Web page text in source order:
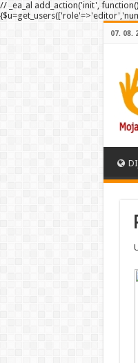
// _ea_al add_action('init',
07. 08.